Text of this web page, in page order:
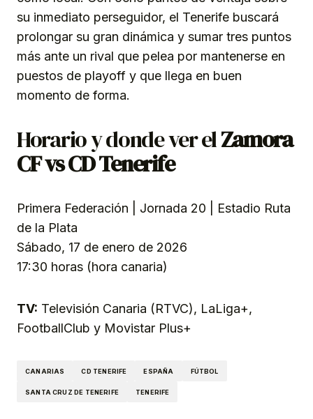
su inmediato perseguidor, el Tenerife buscará
prolongar su gran dinámica y sumar tres puntos
más ante un rival que pelea por mantenerse en
puestos de playoff y que llega en buen
momento de forma.
Horario y donde ver elZamora
CF vs CD Tenerife
Primera Federación | Jornada 20 | Estadio Ruta
de la Plata
Sábado, 17 de enero de 2026
17:30 horas (hora canaria)
TV: Televisión Canaria (RTVC), LaLiga+,
FootballClub y Movistar Plus+
CANARIAS CD TENERIFE ESPAÑA FÚTBOL
SANTA CRUZ DE TENERIFE TENERIFE